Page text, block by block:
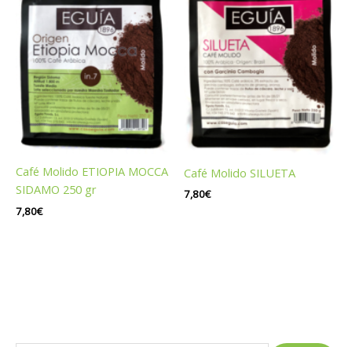
Café Molido ETIOPIA MOCCA
SIDAMO 250 gr
7,80€
Café Molido SILUETA
7,80€